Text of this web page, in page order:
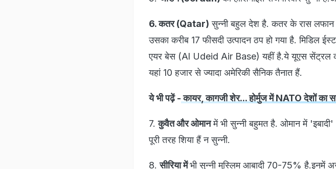
6. कतर (Qatar) सुन्नी बहुल देश है. कतर के रास लफान
उसका करीब 17 फीसदी उत्पादन ठप हो गया है. मिडिल
एयर बेस (Al Udeid Air Base) यहीं है.ये यूएस सेंट्रल
यहां 10 हजार से ज्यादा अमेरिकी सैनिक तैनात हैं.
ये भी पढ़ें -कायर, कागजी शेर... होर्मुज में NATO देशों का
7.कुवैत और ओमानमें भी सुन्नी बहुमत है. ओमान में
पूरी तरह शिया हैं न सुन्नी.
8.सीरिया मेंभी सुन्नी मुस्लिम आबादी 70-75% है.इनमें